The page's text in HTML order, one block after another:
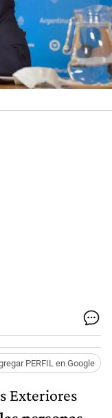
PERFIL en Google
Exteriores